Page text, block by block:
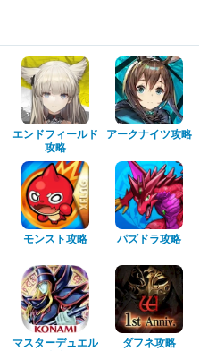
エンドフィールド
攻略
アークナイツ攻略
モンスト攻略 パズドラ攻略
マスターデュエル
ダフネ攻略